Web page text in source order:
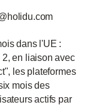
dans l'UE :
en liaison avec
les plateformes
mois des
actifs par